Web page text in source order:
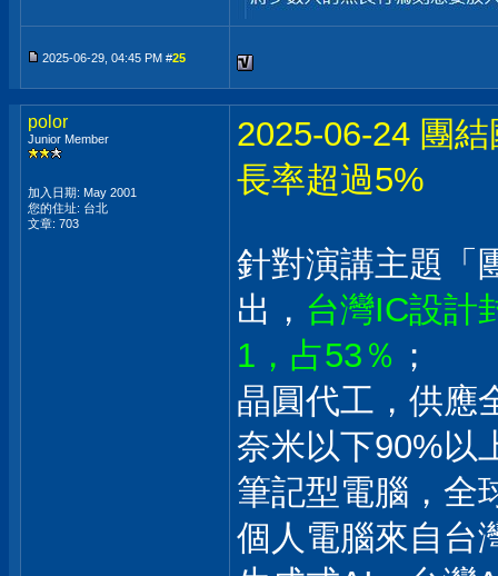
2025-06-29, 04:45 PM #25
polor
Junior Member
加入日期: May 2001
您的住址: 台北
文章: 703
2025-06-24 團
長率超過5%
針對演講主題「
出， 台灣IC設計
1，占53％ ；
晶圓代工，供應
奈米以下90%以
筆記型電腦，全
個人電腦來自台